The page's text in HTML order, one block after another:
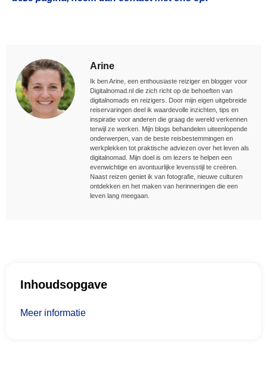
Arine
Ik ben Arine, een enthousiaste reiziger en blogger voor
Digitalnomad.nl die zich richt op de behoeften van
digitalnomads en reizigers. Door mijn eigen uitgebreide
reiservaringen deel ik waardevolle inzichten, tips en
inspiratie voor anderen die graag de wereld verkennen
terwijl ze werken. Mijn blogs behandelen uiteenlopende
onderwerpen, van de beste reisbestemmingen en
werkplekken tot praktische adviezen over het leven als
digitalnomad. Mijn doel is om lezers te helpen een
evenwichtige en avontuurlijke levensstijl te creëren.
Naast reizen geniet ik van fotografie, nieuwe culturen
ontdekken en het maken van herinneringen die een
leven lang meegaan.
Inhoudsopgave
Meer informatie